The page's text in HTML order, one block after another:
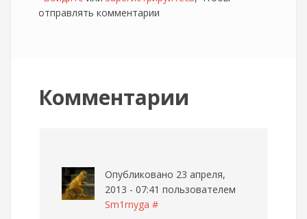
отправлять комментарии
Комментарии
Опубликовано 23 апреля,
2013 - 07:41 пользователем
Sm1rnyga #